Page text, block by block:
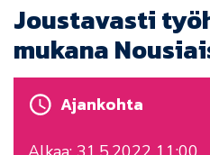
Joustavasti
mukana
Ajankohta